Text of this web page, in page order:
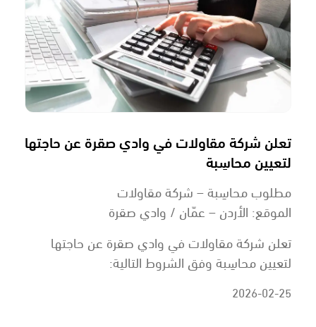
تعلن شركة مقاولات في وادي صقرة عن حاجتها
لتعيين محاسِبة
مطلوب محاسِبة – شركة مقاولات
الموقع: الأردن – عمّان / وادي صقرة
تعلن شركة مقاولات في وادي صقرة عن حاجتها
لتعيين محاسِبة وفق الشروط التالية:
2026-02-25